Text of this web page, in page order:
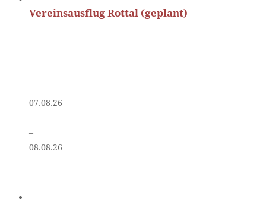
Vereinsausflug Rottal (geplant)
07.08.26
–
08.08.26